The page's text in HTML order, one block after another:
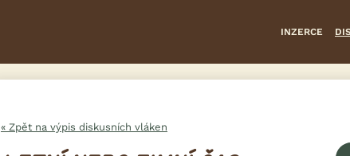
INZERCE
« Zpět na výpis diskusních vláken